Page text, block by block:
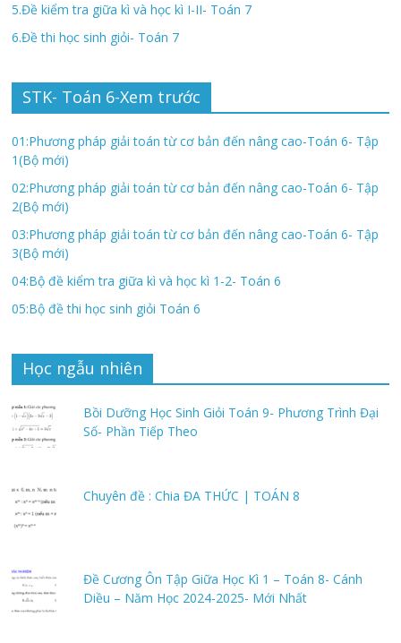
5.Đề kiểm tra giữa kì và học kì I-II- Toán 7
6.Đề thi học sinh giỏi- Toán 7
STK- Toán 6-Xem trước
01:Phương pháp giải toán từ cơ bản đến nâng cao-Toán 6- Tập
1(Bộ mới)
02:Phương pháp giải toán từ cơ bản đến nâng cao-Toán 6- Tập
2(Bộ mới)
03:Phương pháp giải toán từ cơ bản đến nâng cao-Toán 6- Tập
3(Bộ mới)
04:Bộ đề kiểm tra giữa kì và học kì 1-2- Toán 6
05:Bộ đề thi học sinh giỏi Toán 6
Học ngẫu nhiên
Bồi Dưỡng Học Sinh Giỏi Toán 9- Phương Trình Đại
Số- Phần Tiếp Theo
Chuyên đề : Chia ĐA THỨC | TOÁN 8
Đề Cương Ôn Tập Giữa Học Kì 1 – Toán 8- Cánh
Diều – Năm Học 2024-2025- Mới Nhất